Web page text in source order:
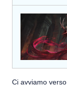
Ci avviamo